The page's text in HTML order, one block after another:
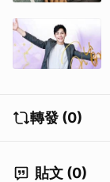
轉發 (0)
貼文 (0)